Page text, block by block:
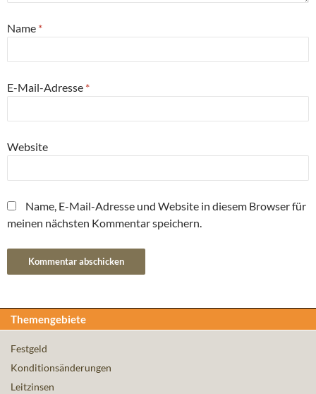
Name *
E-Mail-Adresse *
Website
Name, E-Mail-Adresse und Website in diesem Browser für
meinen nächsten Kommentar speichern.
Themengebiete
Festgeld
Konditionsänderungen
Leitzinsen